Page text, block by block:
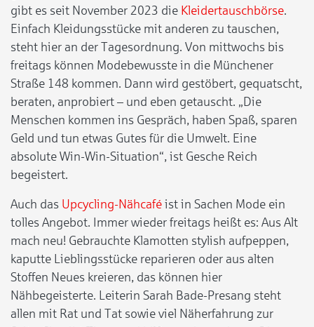
gibt es seit November 2023 die Kleidertauschbörse.
Einfach Kleidungsstücke mit anderen zu tauschen,
steht hier an der Tagesordnung. Von mittwochs bis
freitags können Modebewusste in die Münchener
Straße 148 kommen. Dann wird gestöbert, gequatscht,
beraten, anprobiert – und eben getauscht. „Die
Menschen kommen ins Gespräch, haben Spaß, sparen
Geld und tun etwas Gutes für die Umwelt. Eine
absolute Win-Win-Situation“, ist Gesche Reich
begeistert.
Auch das Upcycling-Nähcafé ist in Sachen Mode ein
tolles Angebot. Immer wieder freitags heißt es: Aus Alt
mach neu! Gebrauchte Klamotten stylish aufpeppen,
kaputte Lieblingsstücke reparieren oder aus alten
Stoffen Neues kreieren, das können hier
Nähbegeisterte. Leiterin Sarah Bade-Presang steht
allen mit Rat und Tat sowie viel Näherfahrung zur